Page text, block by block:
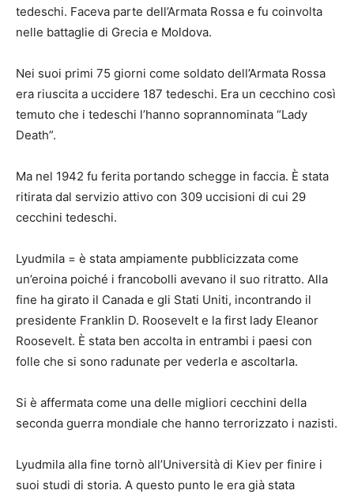
tedeschi. Faceva parte dell’Armata Rossa e fu coinvolta
nelle battaglie di Grecia e Moldova.
Nei suoi primi 75 giorni come soldato dell’Armata Rossa
era riuscita a uccidere 187 tedeschi. Era un cecchino così
temuto che i tedeschi l’hanno soprannominata “Lady
Death”.
Ma nel 1942 fu ferita portando schegge in faccia. È stata
ritirata dal servizio attivo con 309 uccisioni di cui 29
cecchini tedeschi.
Lyudmila = è stata ampiamente pubblicizzata come
un’eroina poiché i francobolli avevano il suo ritratto. Alla
fine ha girato il Canada e gli Stati Uniti, incontrando il
presidente Franklin D. Roosevelt e la first lady Eleanor
Roosevelt. È stata ben accolta in entrambi i paesi con
folle che si sono radunate per vederla e ascoltarla.
Si è affermata come una delle migliori cecchini della
seconda guerra mondiale che hanno terrorizzato i nazisti.
Lyudmila alla fine tornò all’Università di Kiev per finire i
suoi studi di storia. A questo punto le era già stata